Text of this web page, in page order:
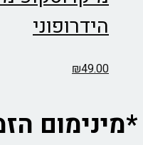
הידרופוני
₪49.00